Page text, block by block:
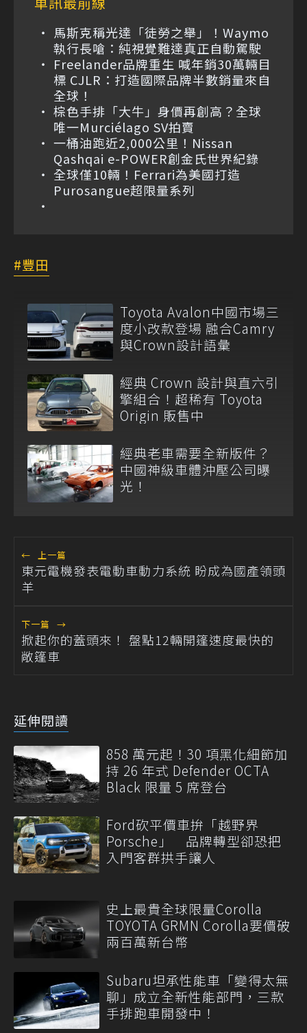
馬斯克稱光達「徒勞之舉」！Waymo
執行長嗆：純視覺難達真正自動駕駛
Freelander品牌重生 喊年銷30萬輛目
標 CJLR：打造國際品牌半數銷量來自
全球！
棕色手排「大牛」身價再創高？全球
唯一Murciélago SV拍賣
一桶油跑近2,000公里！Nissan
Qashqai e-POWER創金氏世界紀錄
全球僅10輛！Ferrari為美國打造
Purosangue超限量系列
豐田
Toyota Avalon中國市場三
度小改款登場 融合Camry
與Crown設計語彙
經典 Crown 設計與直六引
擎組合！超稀有 Toyota
Origin 販售中
經典老車需要全新版件？
中國神級車體沖壓公司曝
光！
← 上一篇
東元電機發表電動車動力系統 盼成為國產領頭
羊
下一篇 →
掀起你的蓋頭來！ 盤點12輛開篷速度最快的
敞篷車
延伸閱讀
858 萬元起！30 項黑化細節加
持 26 年式 Defender OCTA
Black 限量 5 席登台
Ford砍平價車拚「越野界
Porsche」 品牌轉型卻恐把
入門客群拱手讓人
史上最貴全球限量Corolla
TOYOTA GRMN Corolla要價破
兩百萬新台幣
Subaru坦承性能車「變得太無
聊」成立全新性能部門，三款
手排跑車開發中！